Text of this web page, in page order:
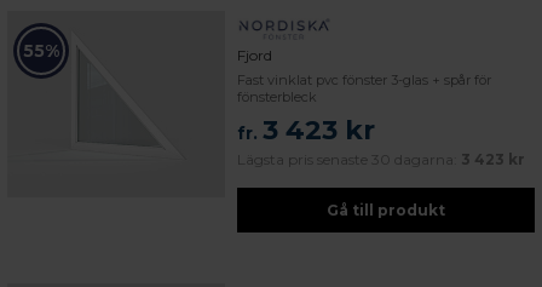
55% Fjord
Fast vinklat pvc fönster 3-glas + spår för
fönsterbleck
fr. 3 423 kr
Lägsta pris senaste 30 dagarna: 3 423 kr
Gå till produkt